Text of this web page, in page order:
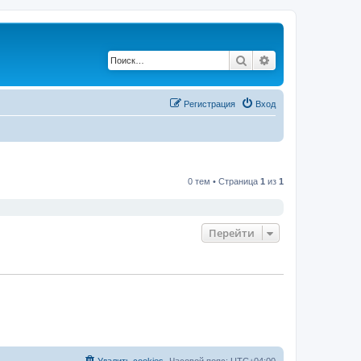
Поиск
Вход
Регистрация
0 тем • Страница 1 из 1
Перейти